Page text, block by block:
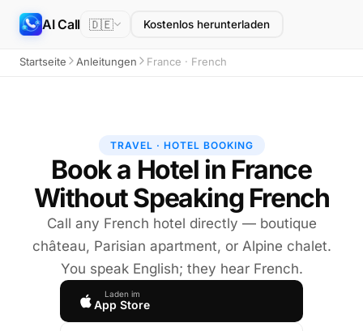
AI Call 🇩🇪 Kostenlos herunterladen
Startseite Anleitungen France · French
TRAVEL · HOTEL BOOKING
Book a Hotel in France
Without Speaking French
Call any French hotel directly — boutique
château, Parisian apartment, or Alpine chalet.
You speak English; they hear French.
Laden im
App Store